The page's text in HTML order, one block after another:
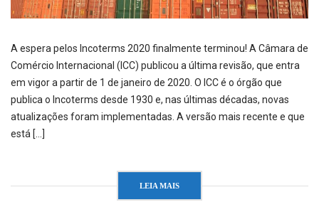
A espera pelos Incoterms 2020 finalmente terminou! A Câmara de
Comércio Internacional (ICC) publicou a última revisão, que entra
em vigor a partir de 1 de janeiro de 2020. O ICC é o órgão que
publica o Incoterms desde 1930 e, nas últimas décadas, novas
atualizações foram implementadas. A versão mais recente e que
está […]
LEIA MAIS